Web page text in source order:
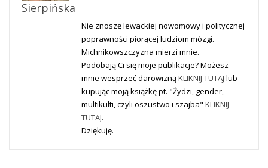
Sierpińska
Nie znoszę lewackiej nowomowy i politycznej
poprawności piorącej ludziom mózgi.
Michnikowszczyzna mierzi mnie.
Podobają Ci się moje publikacje? Możesz
mnie wesprzeć darowiznąKLIKNIJ TUTAJ lub
kupując moją książkę pt. "Żydzi, gender,
multikulti, czyli oszustwo i szajba" KLIKNIJ
TUTAJ.
Dziękuję.